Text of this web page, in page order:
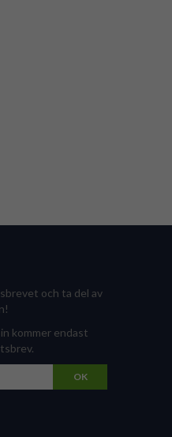
och ta del av
kommer endast
OK